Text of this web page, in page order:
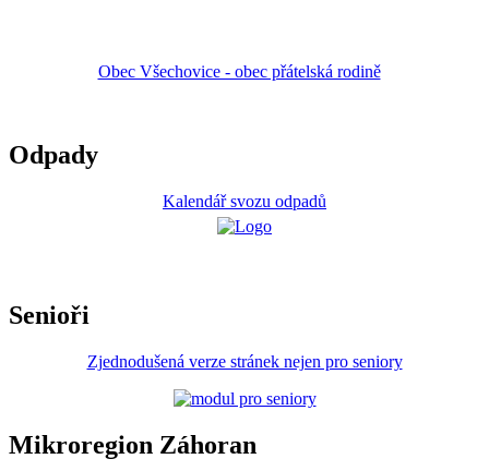
Obec Všechovice - obec přátelská rodině
Odpady
Kalendář svozu odpadů
Senioři
Zjednodušená verze stránek nejen pro seniory
Mikroregion Záhoran